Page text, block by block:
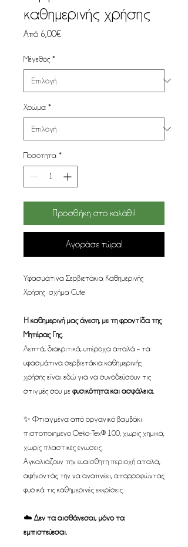
καθημερινής χρήσης
Από 6,00€
Μέγεθος *
Χρώμα *
Ποσότητα *
Προσθήκη στο καλάθι!
Αγοράσε τώρα!
Υφασμάτινα Σερβιετάκια Καθημερινής
Χρήσης σχήμα Cute
Η καθημερινή μας άνεση, με τη φροντίδα της
Μητέρας Γης.
Λεπτά, διακριτικά, υπέροχα απαλά – τα
υφασμάτινα σερβιετάκια καθημερινής
χρήσης είναι εδώ για να συνοδεύσουν τις
στιγμές σου με φυσικότητα και ασφάλεια.
✨ Φτιαγμένα από οργανικό βαμβάκι
πιστοποιημένο Oeko-Tex® 100, χωρίς χημικά,
χωρίς πλαστικές ενώσεις.
Αγκαλιάζουν την ευαίσθητη περιοχή απαλά,
αφήνοντάς την να αναπνέει, απορροφώντας
φυσικά τις καθημερινές εκκρίσεις.
☁️ Δεν τα αισθάνεσαι, μόνο τα
εμπιστεύεσαι.